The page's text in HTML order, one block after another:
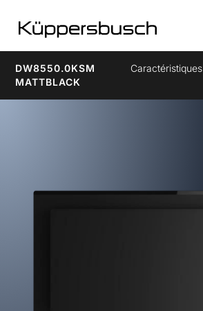
DW8550.0KSM
MATTBLACK
Caractéristiques